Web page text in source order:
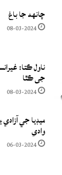
چانهه جا باغ
08-03-2024
ناول ڪتا:
جي ڪٿا
08-03-2024
ميڊيا جي
وادي
06-03-2024